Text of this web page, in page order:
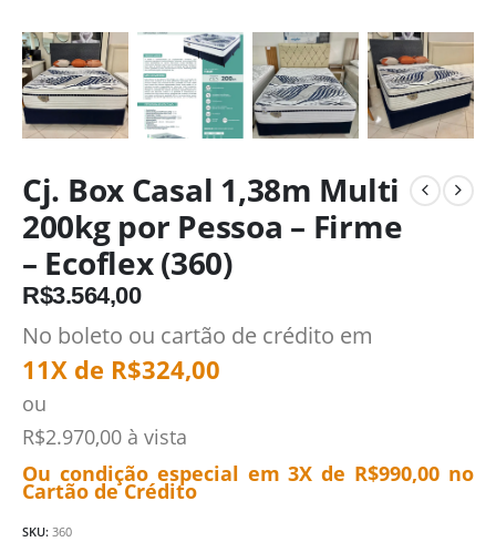
Cj. Box Casal 1,38m Multi
200kg por Pessoa – Firme
– Ecoflex (360)
R$3.564,00
No boleto ou cartão de crédito em
11X de R$324,00
ou
R$2.970,00 à vista
Ou condição especial em 3X de R$990,00 no
Cartão de Crédito
SKU: 360